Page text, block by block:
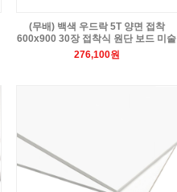
(무배) 백색 우드락 5T 양면 접착
600x900 30장 접착식 원단 보드 미술
276,100원